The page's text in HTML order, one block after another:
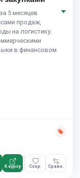
5 месяцев
продаж,
на логистику.
в финансовом
К курсу Сохр. Сравн.